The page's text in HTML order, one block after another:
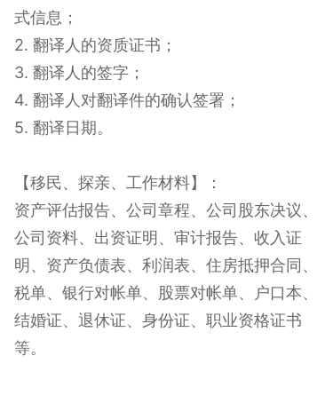
式信息；
2. 翻译人的资质证书；
3. 翻译人的签字；
4. 翻译人对翻译件的确认签署；
5. 翻译日期。
【移民、探亲、工作材料】：
资产评估报告、公司章程、公司股东决议、
公司资料、出资证明、审计报告、收入证
明、资产负债表、利润表、住房抵押合同、
税单、银行对帐单、股票对帐单、户口本、
结婚证、退休证、身份证、职业资格证书
等。